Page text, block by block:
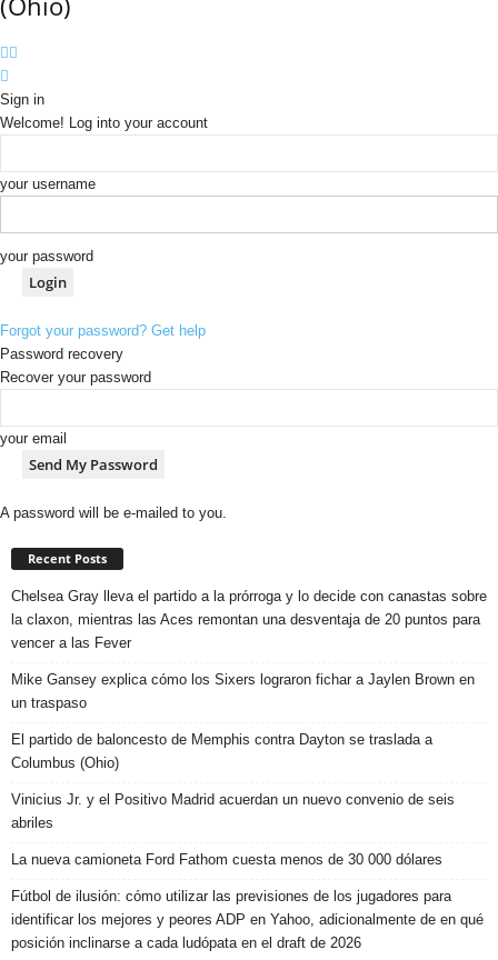
Sign in
Welcome! Log into your account
your username
your password
Forgot your password? Get help
Password recovery
Recover your password
your email
A password will be e-mailed to you.
Recent Posts
Chelsea Gray lleva el partido a la prórroga y lo decide con canastas sobre
la claxon, mientras las Aces remontan una desventaja de 20 puntos para
vencer a las Fever
Mike Gansey explica cómo los Sixers lograron fichar a Jaylen Brown en
un traspaso
El partido de baloncesto de Memphis contra Dayton se traslada a
Columbus (Ohio)
Vinicius Jr. y el Positivo Madrid acuerdan un nuevo convenio de seis
abriles
La nueva camioneta Ford Fathom cuesta menos de 30 000 dólares
Fútbol de ilusión: cómo utilizar las previsiones de los jugadores para
identificar los mejores y peores ADP en Yahoo, adicionalmente de en qué
posición inclinarse a cada ludópata en el draft de 2026